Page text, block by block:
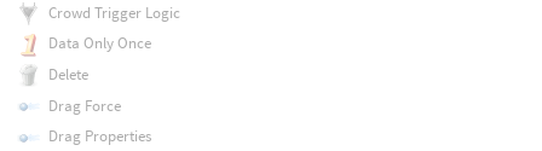
Crowd Trigger Logic
Data Only Once
Delete
Drag Force
Drag Properties